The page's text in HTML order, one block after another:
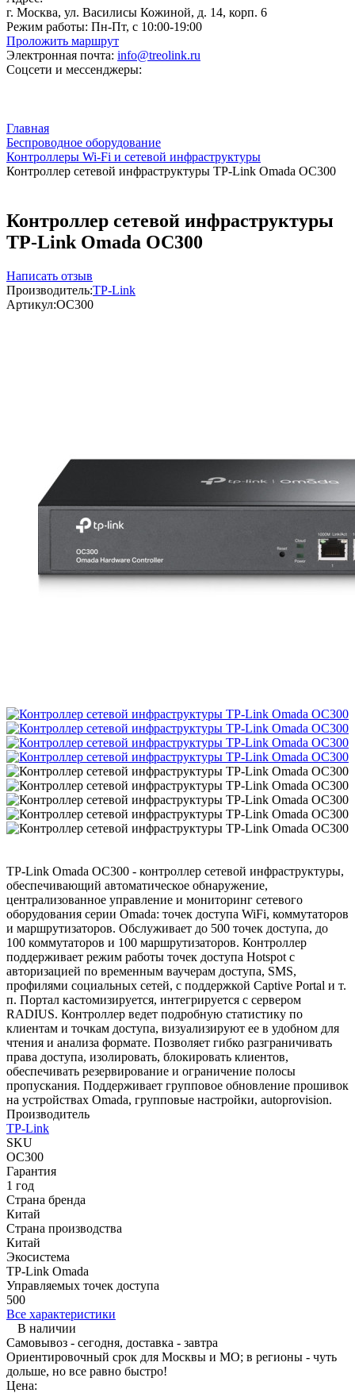
г. Москва, ул. Василисы Кожиной, д. 14, корп. 6
Режим работы: Пн-Пт, с 10:00-19:00
Проложить маршрут
Электронная почта: info@treolink.ru
Соцсети и мессенджеры:
Главная
Беспроводное оборудование
Контроллеры Wi-Fi и сетевой инфраструктуры
Контроллер сетевой инфраструктуры TP-Link Omada OC300
Контроллер сетевой инфраструктуры
TP-Link Omada OC300
Написать отзыв
Производитель:TP-Link
Артикул:OC300
TP-Link Omada OC300 - контроллер сетевой инфраструктуры,
обеспечивающий автоматическое обнаружение,
централизованное управление и мониторинг сетевого
оборудования серии Omada: точек доступа WiFi, коммутаторов
и маршрутизаторов. Обслуживает до 500 точек доступа, до
100 коммутаторов и 100 маршрутизаторов. Контроллер
поддерживает режим работы точек доступа Hotspot с
авторизацией по временным ваучерам доступа, SMS,
профилями социальных сетей, с поддержкой Captive Portal и т.
п. Портал кастомизируется, интегрируется с сервером
RADIUS. Контроллер ведет подробную статистику по
клиентам и точкам доступа, визуализируют ее в удобном для
чтения и анализа формате. Позволяет гибко разграничивать
права доступа, изолировать, блокировать клиентов,
обеспечивать резервирование и ограничение полосы
пропускания. Поддерживает групповое обновление прошивок
на устройствах Omada, групповые настройки, autoprovision.
Производитель
TP-Link
SKU
OC300
Гарантия
1 год
Страна бренда
Китай
Страна производства
Китай
Экосистема
TP-Link Omada
Управляемых точек доступа
500
Все характеристики
В наличии
Самовывоз - сегодня, доставка - завтра
Ориентировочный срок для Москвы и МО; в регионы - чуть
дольше, но все равно быстро!
Цена: